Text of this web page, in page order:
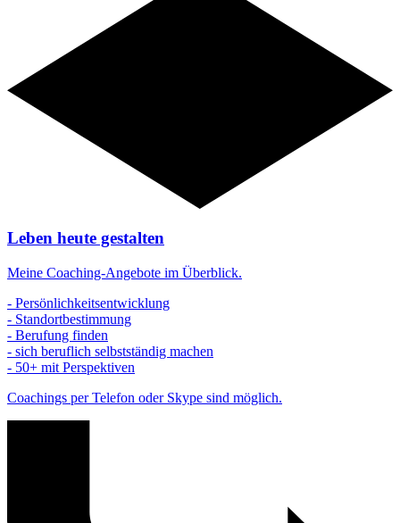
Leben heute gestalten
Meine Coaching-Angebote im Überblick.
- Persönlichkeitsentwicklung
- Standortbestimmung
- Berufung finden
- sich beruflich selbstständig machen
- 50+ mit Perspektiven
Coachings per Telefon oder Skype sind möglich.